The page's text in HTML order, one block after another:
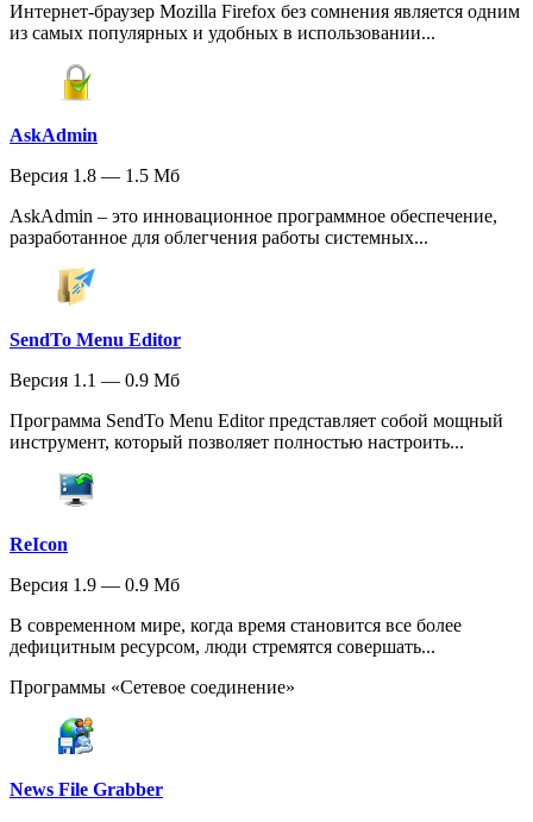
Интернет-браузер Mozilla Firefox без сомнения является одним
из самых популярных и удобных в использовании...
AskAdmin
Версия 1.8 — 1.5 Мб
AskAdmin – это инновационное программное обеспечение,
разработанное для облегчения работы системных...
SendTo Menu Editor
Версия 1.1 — 0.9 Мб
Программа SendTo Menu Editor представляет собой мощный
инструмент, который позволяет полностью настроить...
ReIcon
Версия 1.9 — 0.9 Мб
В современном мире, когда время становится все более
дефицитным ресурсом, люди стремятся совершать...
Программы «Сетевое соединение»
News File Grabber